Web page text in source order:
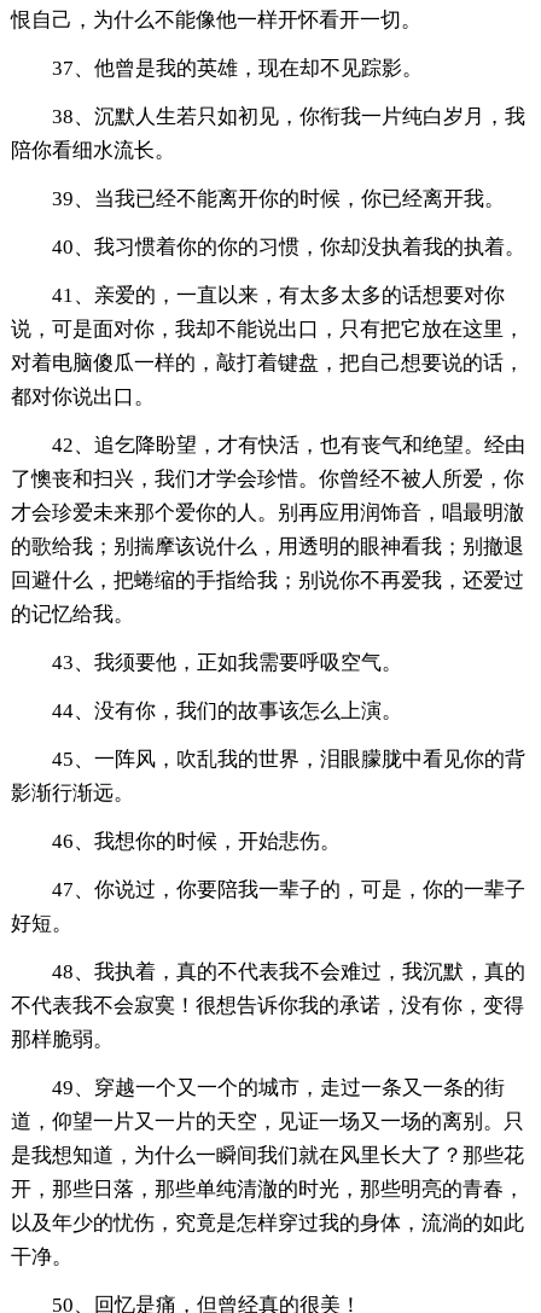
恨自己，为什么不能像他一样开怀看开一切。
37、他曾是我的英雄，现在却不见踪影。
38、沉默人生若只如初见，你衔我一片纯白岁月，我
陪你看细水流长。
39、当我已经不能离开你的时候，你已经离开我。
40、我习惯着你的你的习惯，你却没执着我的执着。
41、亲爱的，一直以来，有太多太多的话想要对你
说，可是面对你，我却不能说出口，只有把它放在这里，
对着电脑傻瓜一样的，敲打着键盘，把自己想要说的话，
都对你说出口。
42、追乞降盼望，才有快活，也有丧气和绝望。经由
了懊丧和扫兴，我们才学会珍惜。你曾经不被人所爱，你
才会珍爱未来那个爱你的人。别再应用润饰音，唱最明澈
的歌给我；别揣摩该说什么，用透明的眼神看我；别撤退
回避什么，把蜷缩的手指给我；别说你不再爱我，还爱过
的记忆给我。
43、我须要他，正如我需要呼吸空气。
44、没有你，我们的故事该怎么上演。
45、一阵风，吹乱我的世界，泪眼朦胧中看见你的背
影渐行渐远。
46、我想你的时候，开始悲伤。
47、你说过，你要陪我一辈子的，可是，你的一辈子
好短。
48、我执着，真的不代表我不会难过，我沉默，真的
不代表我不会寂寞！很想告诉你我的承诺，没有你，变得
那样脆弱。
49、穿越一个又一个的城市，走过一条又一条的街
道，仰望一片又一片的天空，见证一场又一场的离别。只
是我想知道，为什么一瞬间我们就在风里长大了？那些花
开，那些日落，那些单纯清澈的时光，那些明亮的青春，
以及年少的忧伤，究竟是怎样穿过我的身体，流淌的如此
干净。
50、回忆是痛，但曾经真的很美！